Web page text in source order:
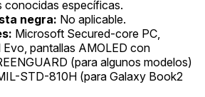
conocidas específicas.
negra: No aplicable.
Microsoft Secured-core PC,
pantallas AMOLED con
(para algunos modelos)
STD-810H (para Galaxy Book2